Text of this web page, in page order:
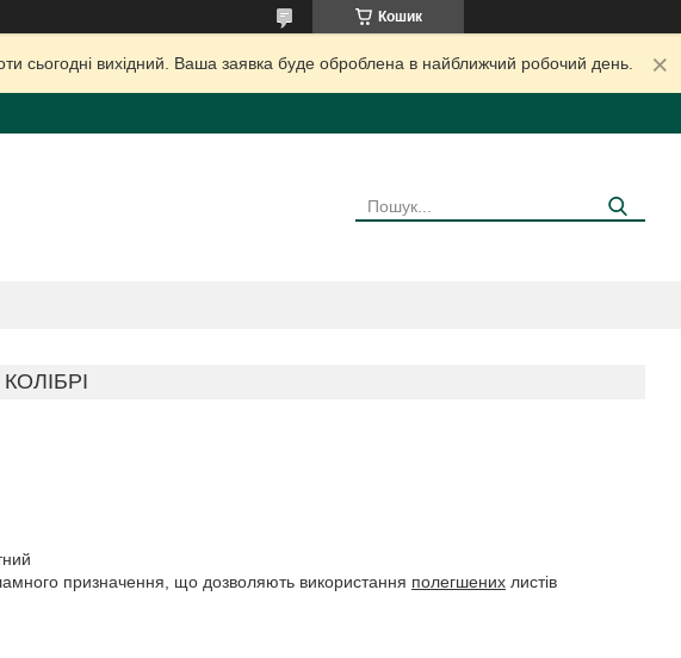
Кошик
сьогодні вихідний. Ваша заявка буде оброблена в найближчий робочий день.
КОЛІБРІ
призначення, що дозволяють використання полегшених листів